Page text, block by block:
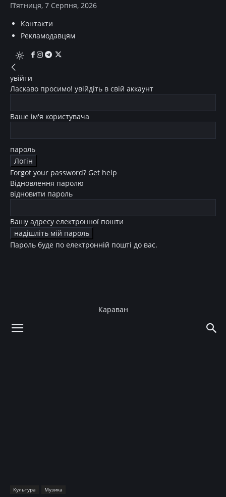
П’ятниця, 7 Серпня, 2026
Контакти
Рекламодавцям
увійти
Ласкаво просимо! увійдіть в свій аккаунт
Ваше ім'я користувача
пароль
Forgot your password? Get help
Відновлення паролю
відновити пароль
Вашу адресу електронної пошти
Пароль буде по електронній пошті до вас.
Караван
Культура Музика